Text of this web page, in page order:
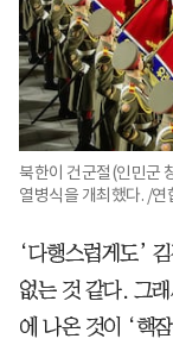
북한이 건군절(인민군
열병식을 개최했다. /연
‘다행스럽게도’
없는 것 같다. 그
에 나온 것이 ‘핵